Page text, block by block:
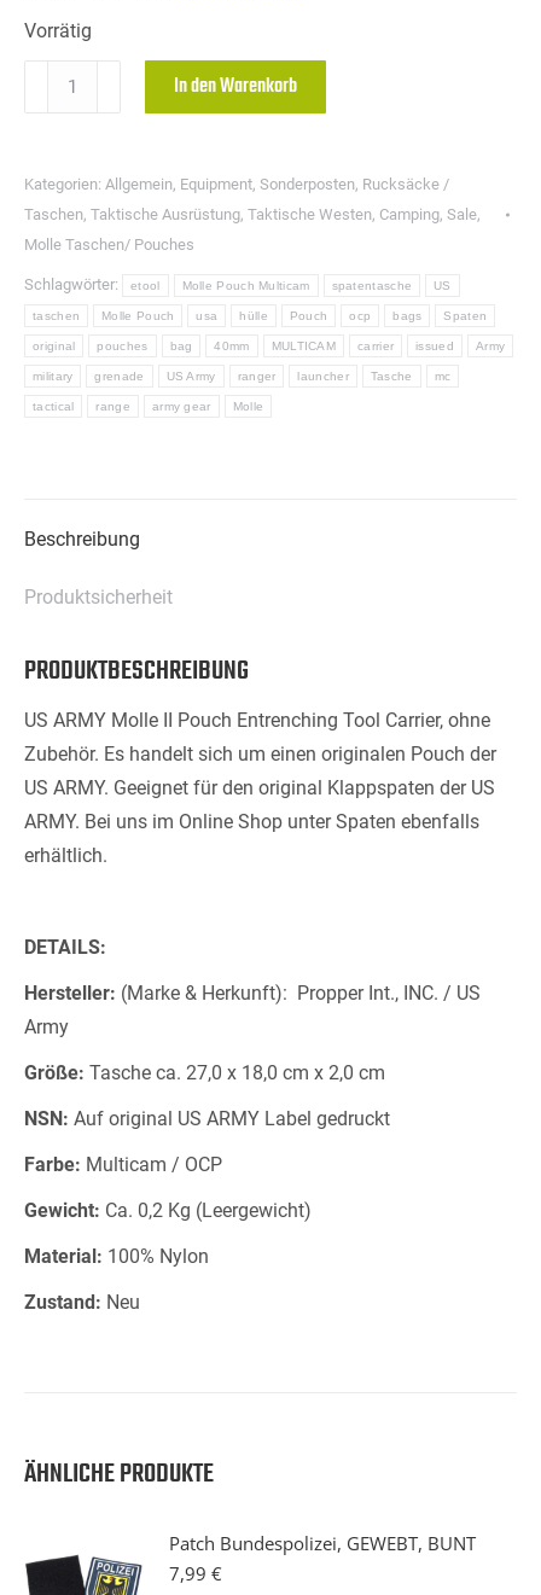
Vorrätig
ARMY
II
Pouch
ENTRENCHING
TOOL
CARRIER-
SPATENTASCHE
MULTICAM/OCP
Menge
In den Warenkorb
Kategorien: Allgemein, Equipment, Sonderposten, Rucksäcke /
Taschen, Taktische Ausrüstung, Taktische Westen, Camping, Sale,
Molle Taschen/ Pouches
Schlagwörter: etool Molle Pouch Multicam spatentasche US
taschen Molle Pouch usa hülle Pouch ocp bags Spaten
original pouches bag 40mm MULTICAM carrier issued Army
military grenade US Army ranger launcher Tasche mc
tactical range army gear Molle
Beschreibung
Produktsicherheit
PRODUKTBESCHREIBUNG
US ARMY Molle II Pouch Entrenching Tool Carrier, ohne
Zubehör. Es handelt sich um einen originalen Pouch der
US ARMY. Geeignet für den original Klappspaten der US
ARMY. Bei uns im Online Shop unter Spaten ebenfalls
erhältlich.
DETAILS:
Hersteller: (Marke & Herkunft): Propper Int., INC. / US
Army
Größe: Tasche ca. 27,0 x 18,0 cm x 2,0 cm
NSN: Auf original US ARMY Label gedruckt
Farbe: Multicam / OCP
Gewicht: Ca. 0,2 Kg (Leergewicht)
Material: 100% Nylon
Zustand: Neu
ÄHNLICHE PRODUKTE
Patch Bundespolizei, GEWEBT, BUNT
7,99 €